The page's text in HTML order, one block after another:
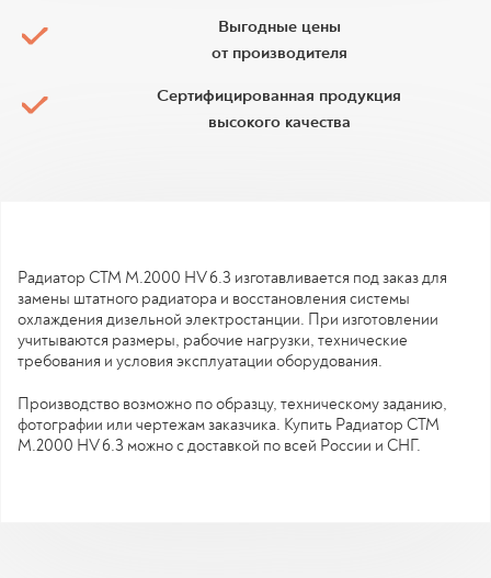
Выгодные цены
от производителя
Сертифицированная продукция
высокого качества
Радиатор CTM M.2000 HV 6.3 изготавливается под заказ для
замены штатного радиатора и восстановления системы
охлаждения дизельной электростанции. При изготовлении
учитываются размеры, рабочие нагрузки, технические
требования и условия эксплуатации оборудования.
Производство возможно по образцу, техническому заданию,
фотографии или чертежам заказчика. Купить Радиатор CTM
M.2000 HV 6.3 можно с доставкой по всей России и СНГ.